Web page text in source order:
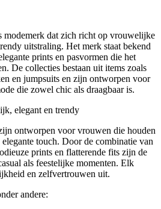
modemerk dat zich richt op vrouwelijke
uitstraling. Het merk staat bekend
prints en pasvormen die het
De collecties bestaan uit items zoals
en jumpsuits en zijn ontworpen voor
die zowel chic als draagbaar is.
elegant en trendy
ontworpen voor vrouwen die houden
touch. Door de combinatie van
prints en flatterende fits zijn de
als feestelijke momenten. Elk
en zelfvertrouwen uit.
andere: